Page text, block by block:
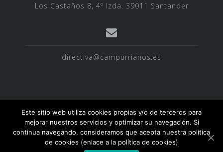
Los Castaños 8, 4º Izda. 39011 Santander
directiva@campurrianos.es
Historia Galardones
Galería de Fotos
Carteles
Hazte Socio
Este sitio web utiliza cookies propias y/o de terceros para
mejorar nuestros servicios y optimizar su navegación. Si
continua navegando, consideramos que acepta nuestra política
de cookies (enlace a la política de cookies)